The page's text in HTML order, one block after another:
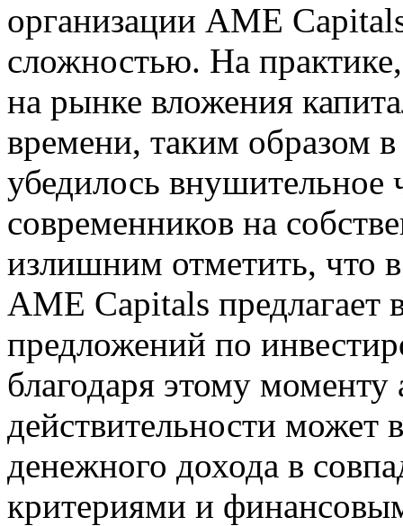
организации AME
сложностью. На
на рынке вложения
времени, таким образом
убедилось внушительное
современников на
излишним отметить, что
AME Capitals
предложений по
благодаря этому
действительности может
денежного дохода в
критериями и